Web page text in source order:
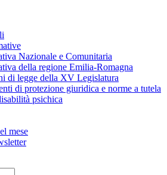
Nazionale e Comunitaria
della regione Emilia-Romagna
di legge della XV Legislatura
di protezione giuridica e norme a tutela
psichica
mese